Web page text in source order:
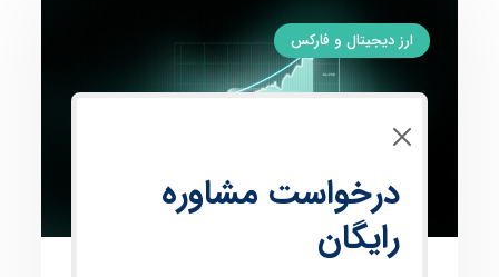
ارز دیجیتال و فارکس
درخواست مشاوره
رایگان